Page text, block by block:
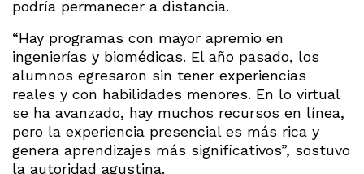
podría permanecer a distancia.
“Hay programas con mayor apremio en
ingenierías y biomédicas. El año pasado, los
alumnos egresaron sin tener experiencias
reales y con habilidades menores. En lo virtual
se ha avanzado, hay muchos recursos en línea,
pero la experiencia presencial es más rica y
genera aprendizajes más significativos”, sostuvo
la autoridad agustina.